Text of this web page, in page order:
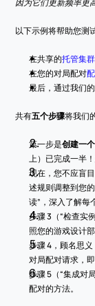
因为它们更新频率更高
以下示例将帮助您测
在共享的托管集群
在您的对局配对
最后，通过我们的
共有五个步骤将我们
第一步是创建一
上）已完成一半
现在，您不应盲
述规则调整到您
读”，深入了解每
步骤 3（“检查实
照您的游戏设计部
步骤 4，顾名思
对局配对请求，
步骤 5（“集成对
配对的方法。